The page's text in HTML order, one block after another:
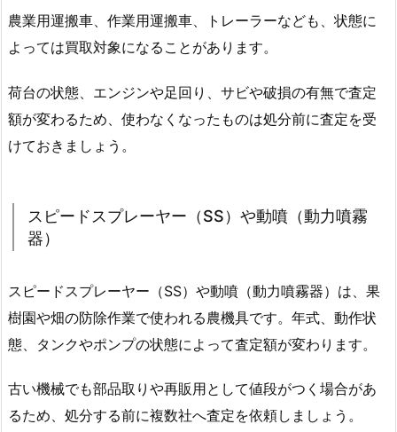
農業用運搬車、作業用運搬車、トレーラーなども、状態に
よっては買取対象になることがあります。
荷台の状態、エンジンや足回り、サビや破損の有無で査定
額が変わるため、使わなくなったものは処分前に査定を受
けておきましょう。
スピードスプレーヤー（SS）や動噴（動力噴霧
器）
スピードスプレーヤー（SS）や動噴（動力噴霧器）は、果
樹園や畑の防除作業で使われる農機具です。年式、動作状
態、タンクやポンプの状態によって査定額が変わります。
古い機械でも部品取りや再販用として値段がつく場合があ
るため、処分する前に複数社へ査定を依頼しましょう。